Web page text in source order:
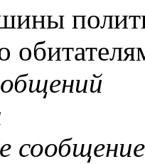
сообщение